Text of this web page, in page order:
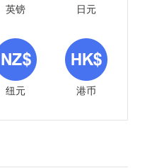
英镑 日元
纽元 港币